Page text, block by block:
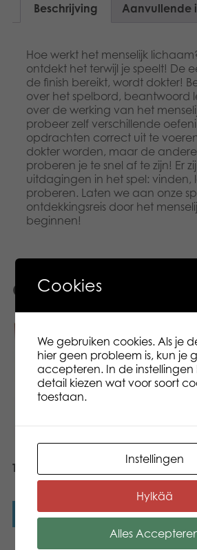
Beschrijving Aanvullende
Hoe werkt het menselijk
ontdekt het terwijl je speelt! De
de finish bereikt, wordt dokter!
over het spelbord, beantwoord
over de werking van het
probeer zelf verschillende
opdrachten correct uit te
dokter worden, maar de andere
proberen je te snel af te zijn! Er
uitdagingen in het spel: vinden,
proberen. Laten we aan onze
ontdekkingsreis door het
beginnen!
Gerelateerde producten
Tactic Nederland Trivia
Lees verder
Tactic
Cookies
We gebruiken cookies. Als je
hier geen probleem is, kun je
accepteren. In de instellingen
detail kiezen wat voor soort
toestaan.
Instellingen
Hylkää
Alles